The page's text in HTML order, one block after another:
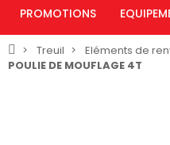
PROMOTIONS
Treuil
Eléments de
POULIE DE MOUFLAGE 4T